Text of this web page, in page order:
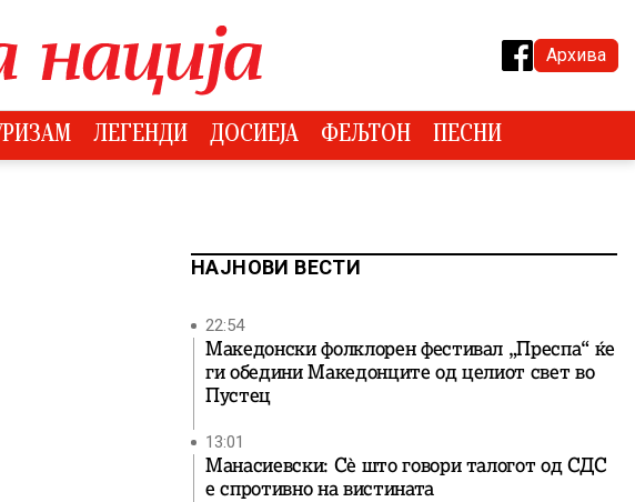
Архива
ЛЕГЕНДИ ДОСИЕЈА ФЕЉТОН ПЕСНИ
НАЈНОВИ ВЕСТИ
22:54
Македонски фолклорен фестивал „Преспа“ ќе
ги обедини Македонците од целиот свет во
Пустец
13:01
Манасиевски: Сè што говори талогот од СДС
е спротивно на вистината